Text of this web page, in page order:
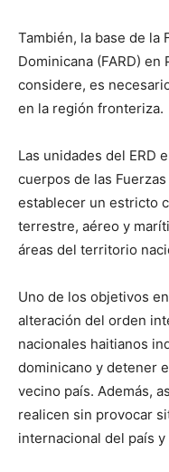
También, la base de la
Dominicana (FARD)
considere, es
en la región fronteriza.
Las unidades del ERD
cuerpos de las
establecer un estricto
terrestre, aéreo y
áreas del territorio
Uno de los objetivos
alteración del orden
nacionales haitianos
dominicano y detener
vecino país. Además,
realicen sin provocar
internacional del país y